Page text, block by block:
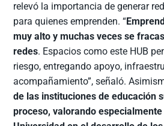
relevó la importancia de generar
para quienes emprenden. “
muy alto y muchas veces se
redes. Espacios como este HUB
riesgo, entregando apoyo,
acompañamiento”, señaló.
de las instituciones de educación
proceso, valorando